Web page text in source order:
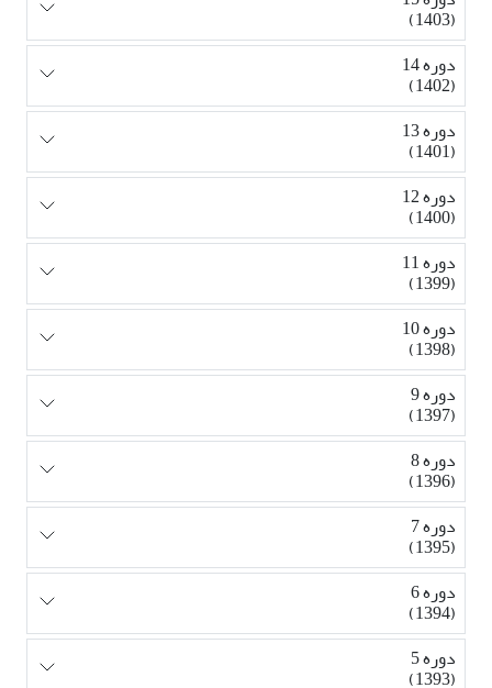
(1403)
دوره 14
(1402)
دوره 13
(1401)
دوره 12
(1400)
دوره 11
(1399)
دوره 10
(1398)
دوره 9
(1397)
دوره 8
(1396)
دوره 7
(1395)
دوره 6
(1394)
دوره 5
(1393)